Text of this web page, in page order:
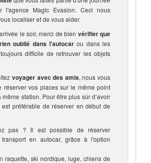
l'agence Magic Evasion. Ceci nous
localiser et de vous aider.
le soir, merci de bien vérifier que
oublié dans l'autocarou dans les
difficile de retrouver les objets
voyager avec des amis, nous vous
réserver vos places sur le même point
station. Pour être plus sûr d’avoir
préférable de réserver en début de
pas ? Il est possible de réserver
en autocar, grâce à l'option
raquette, ski nordique, luge, chiens de